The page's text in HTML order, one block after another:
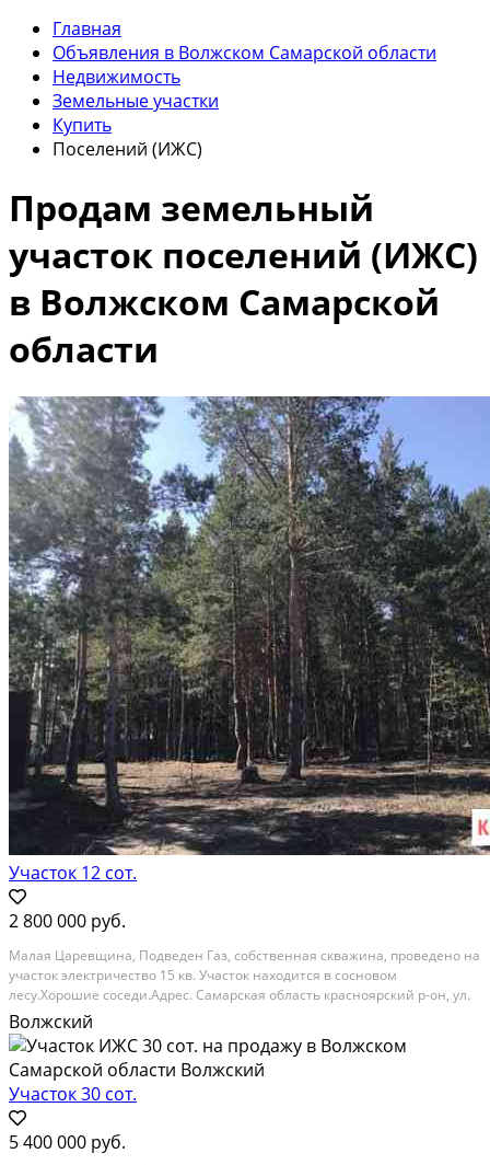
Главная
Объявления в Волжском Самарской области
Недвижимость
Земельные участки
Купить
Поселений (ИЖС)
Продам земельный
участок поселений (ИЖС)
в Волжском Самарской
области
Участок 12 сот.
2 800 000 руб.
Малая Царевщина, Подведен Газ, собственная скважина, проведено на
участок электричество 15 кв. Участок находится в сосновом
лесу.Хорошие соседи.Адрес. Самарская область красноярский р-он, ул.
Лесная 52 Б
Расстояние до города (км): < 10
Волжский
Участок 30 сот.
5 400 000 руб.